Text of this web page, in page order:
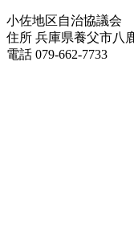
小佐地区自治協議会
住所 兵庫県養父市八
電話 079-662-7733